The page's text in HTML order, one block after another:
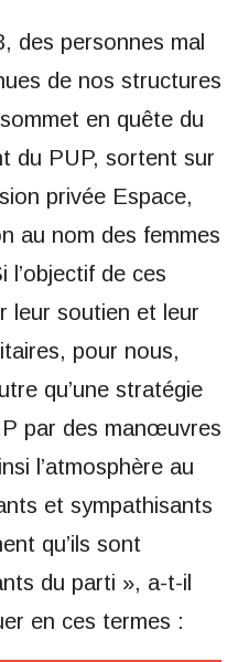
des personnes mal
de nos structures
en quête du
du PUP, sortent sur
privée Espace,
au nom des femmes
l’objectif de ces
leur soutien et leur
pour nous,
qu’une stratégie
par des manœuvres
l’atmosphère au
et sympathisants
qu’ils sont
du parti », a-t-il
en ces termes :